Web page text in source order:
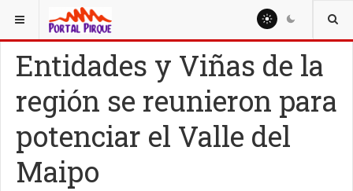
ESTÁ AQUÍ: TURISMO
Entidades y Viñas de la
región se reunieron para
potenciar el Valle del
Maipo